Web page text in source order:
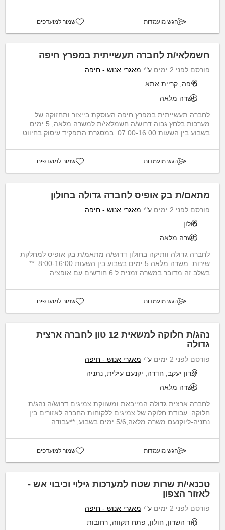
הגש מועמדות שמור למועדפים
חשמלאי/ת לחברה תעשייתית במפרץ חיפה
פורסם לפני 2 ימים ע"י מאגרי אנוש - חיפה
חיפה, קריית אתא
משרה מלאה
לחברה תעשייתית במפרץ חיפה העוסקת בייצור ותחזוקה של
מערכות בלחץ גבוה דרוש/ה חשמלאי/ת למשרה מלאה, 5 ימים
בשבוע בין השעות 07:00-16:00. במסגרת התפקיד עיסוק בחיווט...
הגש מועמדות שמור למועדפים
מתאם/ת בק אופיס לחברה גדולה בחולון
פורסם לפני 2 ימים ע"י מאגרי אנוש - חיפה
חולון
משרה מלאה
לחברה גדולה וותיקה בחולון דרוש/ה מתאמ/ת בק אופיס למחלקת
שירות. משרה מלאה 5 ימים בשבוע בין השעות 8:00-16:00. **
בשלב זה מדובר במשרה זמנית ל 6 חודשים עם אופציה ...
הגש מועמדות שמור למועדפים
נהג/ת חלוקה למשאית 12 טון לחברה ארצית
גדולה
פורסם לפני 2 ימים ע"י מאגרי אנוש - חיפה
זכרון יעקב, חדרה, יקנעם עילית, נתניה
משרה מלאה
לחברה ארצית גדולה המייבאת ומשווקת צמיגים דרוש/ה נהג/ת
חלוקה. עבודת חלוקה של צמיגים ללקוחות החברה לאזורים בין
נתניה-ליוקנעם משרה מלאה,5/6 ימים בשבוע, **עבודה ...
הגש מועמדות שמור למועדפים
טכנאי/ת שרות שטח למערכות גילוי וכיבוי אש -
לאזור הצפון
פורסם לפני 2 ימים ע"י מאגרי אנוש - חיפה
הוד השרון, חולון, פתח תקווה, רחובות